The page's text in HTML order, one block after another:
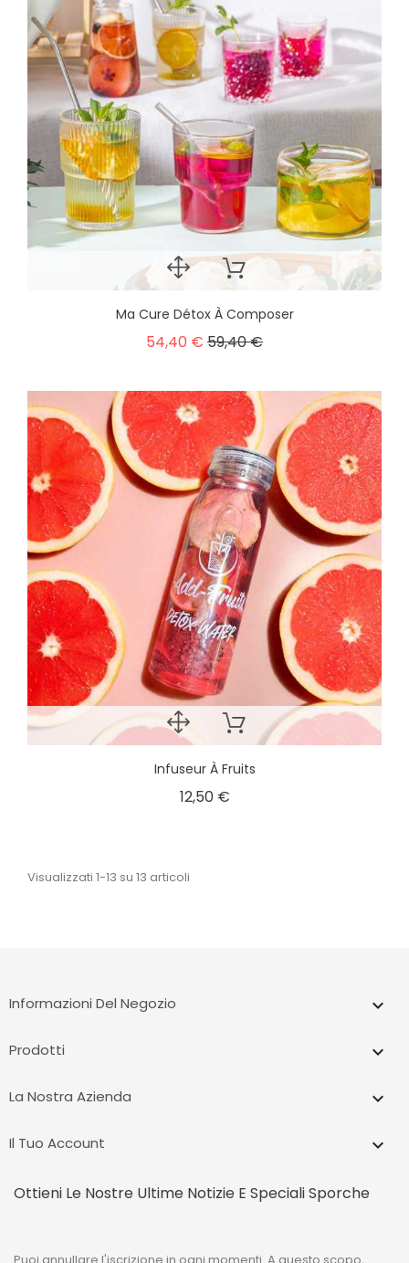
Ma Cure Détox À Composer
54,40 € 59,40 €
Infuseur À Fruits
12,50 €
Visualizzati 1-13 su 13 articoli
Informazioni Del Negozio keyboard_arrow_down
Prodotti 
La Nostra Azienda 
Il Tuo Account 
Ottieni Le Nostre Ultime Notizie E Speciali Sporche